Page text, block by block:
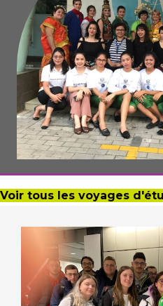
Voir tous les voyages